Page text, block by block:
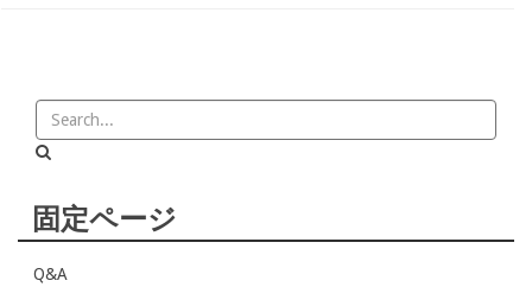
固定ページ
Q&A